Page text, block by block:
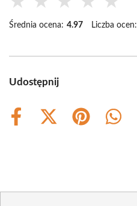
Średnia ocena: 4.97 Liczba ocen:
Udostępnij
Share
Share
Share
Share